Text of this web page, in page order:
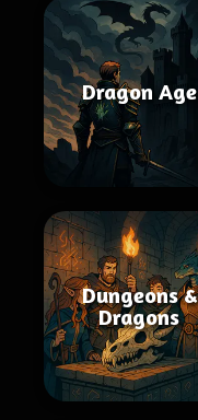
Dragon Age
Dungeons &
Dragons